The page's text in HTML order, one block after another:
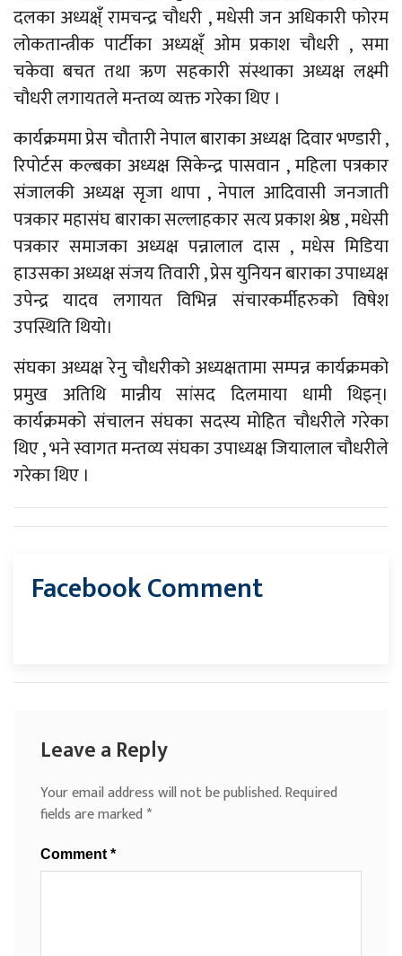
दलका अध्यक्ष्ँ रामचन्द्र चौधरी , मधेसी जन अधिकारी फोरम
लोकतान्त्रीक पार्टीका अध्यक्ष्ँ ओम प्रकाश चौधरी , समा
चकेवा बचत तथा ऋण सहकारी संस्थाका अध्यक्ष लक्ष्मी
चौधरी लगायतले मन्तव्य व्यक्त गरेका थिए ।
कार्यक्रममा प्रेस चौतारी नेपाल बाराका अध्यक्ष दिवार भण्डारी ,
रिपोर्टस कल्बका अध्यक्ष सिकेन्द्र पासवान , महिला पत्रकार
संजालकी अध्यक्ष सृजा थापा , नेपाल आदिवासी जनजाती
पत्रकार महासंघ बाराका सल्लाहकार सत्य प्रकाश श्रेष्ठ , मधेसी
पत्रकार समाजका अध्यक्ष पन्नालाल दास , मधेस मिडिया
हाउसका अध्यक्ष संजय तिवारी , प्रेस युनियन बाराका उपाध्यक्ष
उपेन्द्र यादव लगायत विभिन्न संचारकर्मीहरुको विषेश
उपस्थिति थियो।
संघका अध्यक्ष रेनु चौधरीको अध्यक्षतामा सम्पन्न कार्यक्रमको
प्रमुख अतिथि मान्नीय सांसद दिलमाया धामी थिइन्।
कार्यक्रमको संचालन संघका सदस्य मोहित चौधरीले गरेका
थिए , भने स्वागत मन्तव्य संघका उपाध्यक्ष जियालाल चौधरीले
गरेका थिए ।
Facebook Comment
Leave a Reply
Your email address will not be published.Required
fields are marked*
Comment *